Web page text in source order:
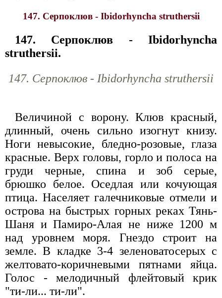
147. Серпоклюв - Ibidorhyncha struthersii
147. Серпоклюв - Ibidorhyncha
struthersii.
147. Серпоклюв - Ibidorhyncha struthersii
Величиной с ворону. Клюв красный,
длинный, очень сильно изогнут книзу.
Ноги невысокие, бледно-розовые, глаза
красные. Верх головы, горло и полоса на
груди черные, спина и зоб серые,
брюшко белое. Оседлая или кочующая
птица. Населяет галечниковые отмели и
острова на быстрых горных реках Тянь-
Шаня и Памиро-Алая не ниже 1200 м
над уровнем моря. Гнездо строит на
земле. В кладке 3-4 зеленоватосерых с
желтовато-коричневыми пятнами яйца.
Голос - мелодичный флейтовый крик
"ти-ли... ти-ли".